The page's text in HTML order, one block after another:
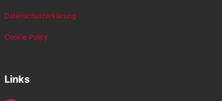
Datenschutzerklärung
Cookie Policy
Links